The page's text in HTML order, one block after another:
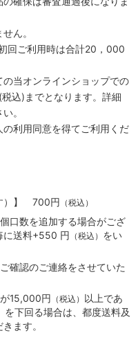
ん。
回ご利用時は合計20，000
当オンラインショップでの
込)までとなります。詳細
。
利用同意を得てご利用くだ
）】 700円 （税込）
口数を追加する場合がござ
に送料+550 円 （税込） をい
確認のご連絡をさせていた
15,000円 （税込） 以上であ
を下回る場合は、都度送料及
ます。